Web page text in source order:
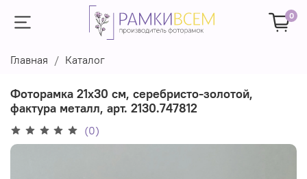
0
Главная Каталог
Фоторамка 21х30 см, серебристо-золотой,
фактура металл, арт. 2130.747812
(0)